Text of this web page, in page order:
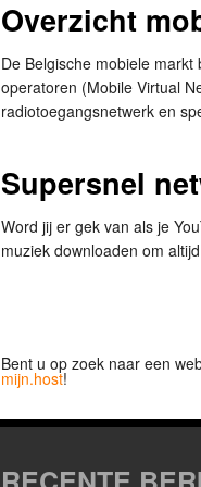
Overzicht
De Belgische mobiele
operatoren (Mobile Virtual
radiotoegangsnetwerk en
Supersnel
Word jij er gek van als je
muziek downloaden om
Bent u op zoek naar een
mijn.host!